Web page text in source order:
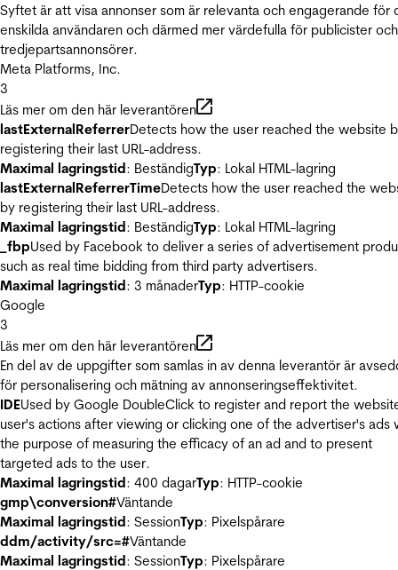
Syftet är att visa annonser som är relevanta och engagerande för
enskilda användaren och därmed mer värdefulla för publicister och
tredjepartsannonsörer.
Meta Platforms, Inc.
3
Läs mer om den här leverantören
lastExternalReferrerDetects how the user reached the website
registering their last URL-address.
Maximal lagringstid: BeständigTyp: Lokal HTML-lagring
lastExternalReferrerTimeDetects how the user reached the
by registering their last URL-address.
Maximal lagringstid: BeständigTyp: Lokal HTML-lagring
_fbpUsed by Facebook to deliver a series of advertisement
such as real time bidding from third party advertisers.
Maximal lagringstid: 3 månaderTyp: HTTP-cookie
Google
3
Läs mer om den här leverantören
En del av de uppgifter som samlas in av denna leverantör är
för personalisering och mätning av annonseringseffektivitet.
IDEUsed by Google DoubleClick to register and report the
user's actions after viewing or clicking one of the advertiser's ads
the purpose of measuring the efficacy of an ad and to present
targeted ads to the user.
Maximal lagringstid: 400 dagarTyp: HTTP-cookie
gmp\conversion#Väntande
Maximal lagringstid: SessionTyp: Pixelspårare
ddm/activity/src=#Väntande
Maximal lagringstid: SessionTyp: Pixelspårare